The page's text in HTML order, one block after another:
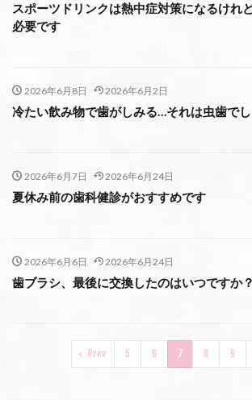
スポーツドリンクは熱中症対策になるけれ
必要です
2026年6月8日 2026年6月2日
冷たい飲み物で歯がしみる…それは虫歯で
2026年6月7日 2026年6月24日
夏休み前の歯科健診がおすすめです
2026年6月6日 2026年6月24日
歯ブラシ、最後に交換したのはいつですか？
Prev 5 6 7 8 9